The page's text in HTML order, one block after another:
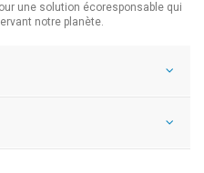
une solution écoresponsable qui
notre planète.